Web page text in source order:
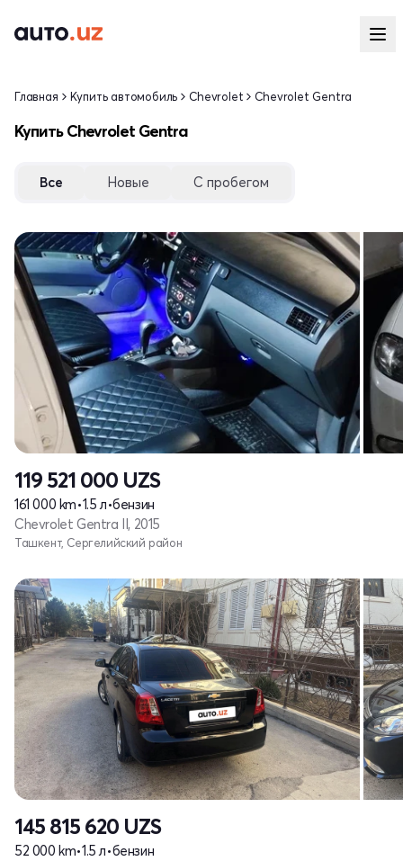
Главная Купить автомобиль Chevrolet Chevrolet Gentra
Купить Chevrolet Gentra
Все Новые С пробегом
119 521 000 UZS
161 000 km•1.5 л•бензин
Chevrolet Gentra II, 2015
Ташкент, Сергелийский район
145 815 620 UZS
52 000 km•1.5 л•бензин